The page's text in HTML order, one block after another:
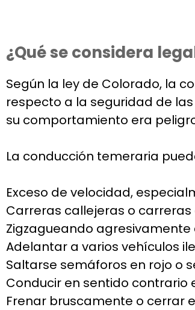
¿Qué se considera
Según la ley de Colorado, la
respecto a la seguridad de
su comportamiento era
La conducción temeraria
Exceso de velocidad,
Carreras callejeras o
Zigzagueando
Adelantar a varios vehículos
Saltarse semáforos en rojo o
Conducir en sentido contrario
Frenar bruscamente o cerrar